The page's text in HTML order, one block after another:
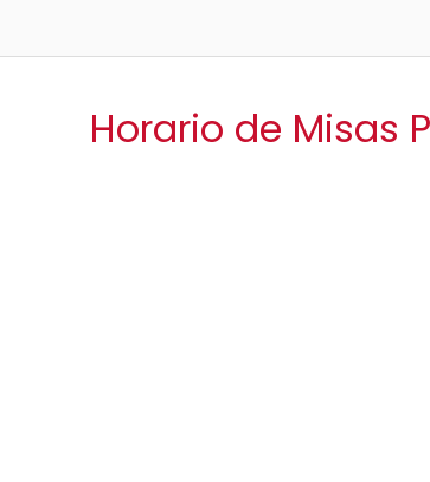
Horario de Misas